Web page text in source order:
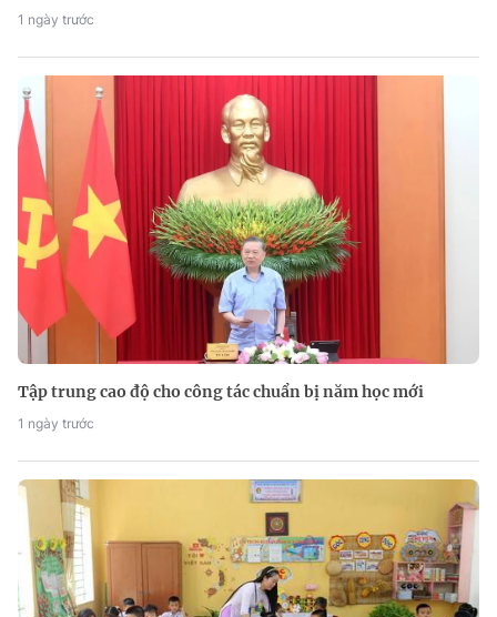
1 ngày trước
Tập trung cao độ cho công tác chuẩn bị năm học mới
1 ngày trước